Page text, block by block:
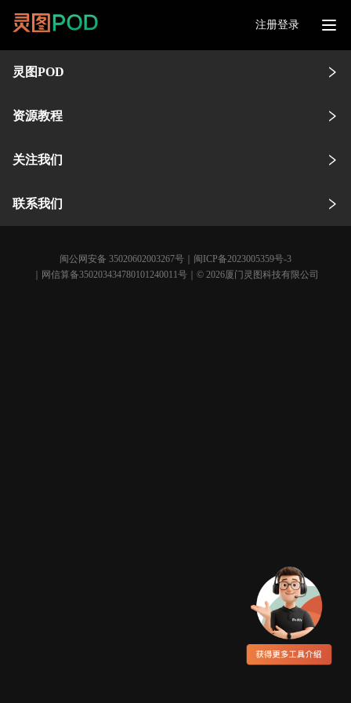
注册登录
灵图POD
资源教程
关注我们
联系我们
闽公网安备 35020602003267号
闽ICP备2023005359号-3
｜网信算备350203434780101240011号｜© 2026厦门灵图科技有限公司